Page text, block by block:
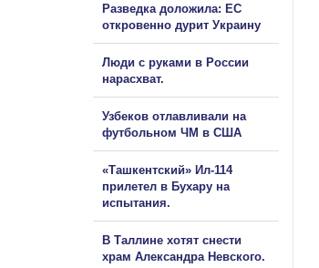
Разведка доложила: ЕС
откровенно дурит Украину
Люди с руками в России
нарасхват.
Узбеков отлавливали на
футбольном ЧМ в США
«Ташкентский» Ил-114
прилетел в Бухару на
испытания.
В Таллине хотят снести
храм Александра Невского.